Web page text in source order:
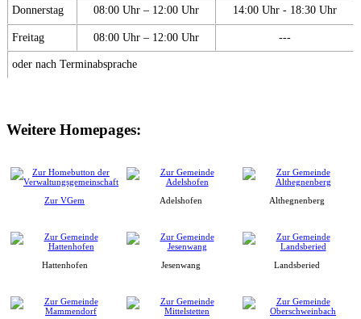
Donnerstag 08:00 Uhr – 12:00 Uhr 14:00 Uhr - 18:30 Uhr
Freitag 08:00 Uhr – 12:00 Uhr ---
oder nach Terminabsprache
Weitere Homepages:
Zur VGem Adelshofen Althegnenberg
Hattenhofen Jesenwang Landsberied